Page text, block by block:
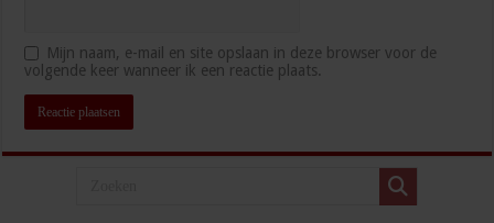
Mijn naam, e-mail en site opslaan in deze browser voor de
volgende keer wanneer ik een reactie plaats.